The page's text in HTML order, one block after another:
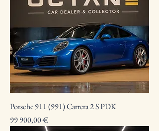
Porsche 911 (991) Carrera 2 S PDK
Preço
99 900,00 €